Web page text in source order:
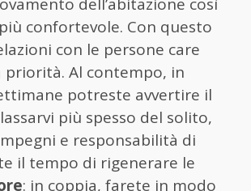
confortevole. Con questo
con le persone care
priorità. Al contempo, in
potreste avvertire il
più spesso del solito,
e responsabilità di
il tempo di rigenerare le
: in coppia, farete in modo